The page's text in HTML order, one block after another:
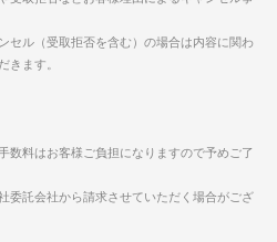
セル（受取拒否を含む）の場合は内容に関わ
きます。
数料はお客様ご負担になりますので予めご了
委託会社から請求させていただく場合がござ